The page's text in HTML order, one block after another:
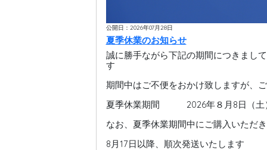
公開日：2026年07月28日
夏季休業のお知らせ
誠に勝手ながら下記の期間につきまし
す
期間中はご不便をおかけ致しますが、
夏季休業期間 2026年８月8日（土
なお、夏季休業期間中にご購入いただ
8月17日以降、順次発送いたします